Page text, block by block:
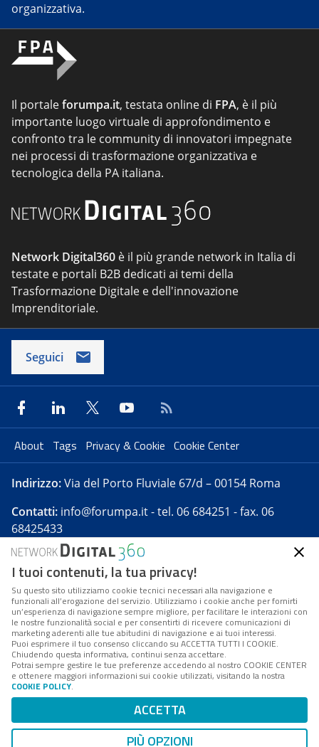
organizzativa.
Il portaleforumpa.it, testata online di FPA, è il più
importante luogo virtuale di approfondimento e
confronto tra le community di innovatori impegnate
nei processi di trasformazione organizzativa e
tecnologica della PA italiana.
Network Digital360 è il più grande network in Italia di
testate e portali B2B dedicati ai temi della
Trasformazione Digitale e dell'innovazione
Imprenditoriale.
Seguici
About Tags Privacy & Cookie Cookie Center
Indirizzo:Via del Porto Fluviale 67/d – 00154 Roma
Contatti: info@forumpa.it- tel. 06 684251 - fax. 06
68425433
Forumpa.itè una pubblicazione telematica iscritta
presso Registro della stampa del Tribunale di Roma -
Reg. n. 182 del 2 maggio 2008 - Direttore resp. Michela
Stentella
FPA s.r.l. è società soggetta a Direzione e
Coordinamento da parte di Digital360 S.p.A. - FPA s.r.l.
è un'azienda certificata per il sistema di management
Codice Fiscale/Partita IVA n. 10693191008 - R.E.A. Roma
n. 1249791. ISP AWS
Mappa del sito
I tuoi contenuti, la tua privacy!
Su questo sito utilizziamo cookie tecnici necessari alla navigazione e
funzionali all’erogazione del servizio. Utilizziamo i cookie anche per fornirti
un’esperienza di navigazione sempre migliore, per facilitare le interazioni con
le nostre funzionalità social e per consentirti di ricevere comunicazioni di
marketing aderenti alle tue abitudini di navigazione e ai tuoi interessi.
Puoi esprimere il tuo consenso cliccando su ACCETTA TUTTI I COOKIE.
Chiudendo questa informativa, continui senza accettare.
Potrai sempre gestire le tue preferenze accedendo al nostro COOKIE CENTER
e ottenere maggiori informazioni sui cookie utilizzati, visitando la nostra
COOKIE POLICY.
ACCETTA
PIÙ OPZIONI